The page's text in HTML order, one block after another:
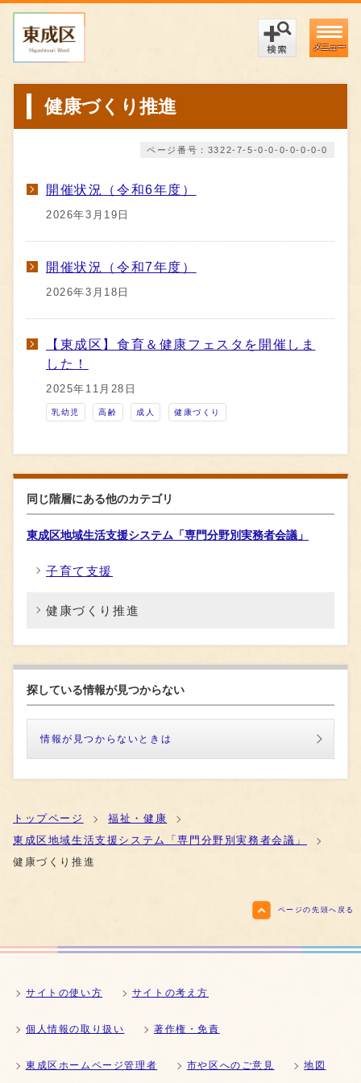
メニュー
健康づくり推進
ページ番号：3322-7-5-0-0-0-0-0-0-0
開催状況（令和6年度）
2026年3月19日
開催状況（令和7年度）
2026年3月18日
【東成区】食育＆健康フェスタを開催しま
した！
2025年11月28日
乳幼児 高齢 成人 健康づくり
同じ階層にある他のカテゴリ
東成区地域生活支援システム「専門分野別実務者会議」
子育て支援
健康づくり推進
探している情報が見つからない
情報が見つからないときは
トップページ
福祉・健康
東成区地域生活支援システム「専門分野別実務者会議」
健康づくり推進
ページの先頭へ戻る
サイトの使い方 サイトの考え方
個人情報の取り扱い 著作権・免責
東成区ホームページ管理者 市や区へのご意見 地図